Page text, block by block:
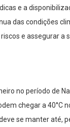
e a
das condições
e assegurar a
no período de
chegar a 40°C
se manter até,